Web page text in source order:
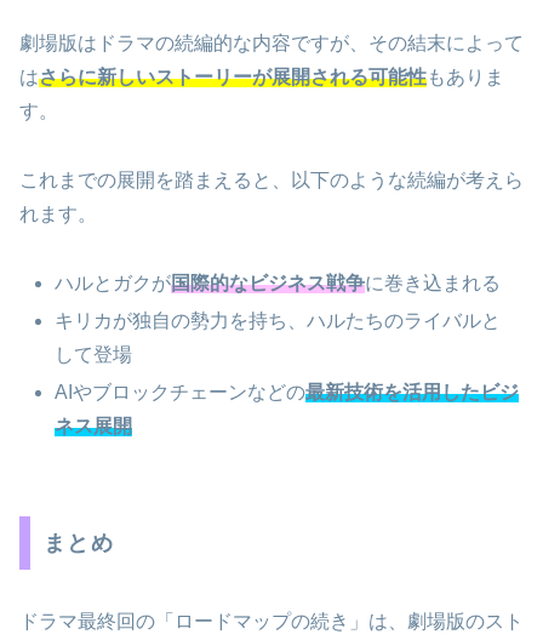
劇場版はドラマの続編的な内容ですが、その結末によって
はさらに新しいストーリーが展開される可能性もありま
す。
これまでの展開を踏まえると、以下のような続編が考えら
れます。
ハルとガクが国際的なビジネス戦争に巻き込まれる
キリカが独自の勢力を持ち、ハルたちのライバルと
して登場
AIやブロックチェーンなどの最新技術を活用したビジ
ネス展開
まとめ
ドラマ最終回の「ロードマップの続き」は、劇場版のスト